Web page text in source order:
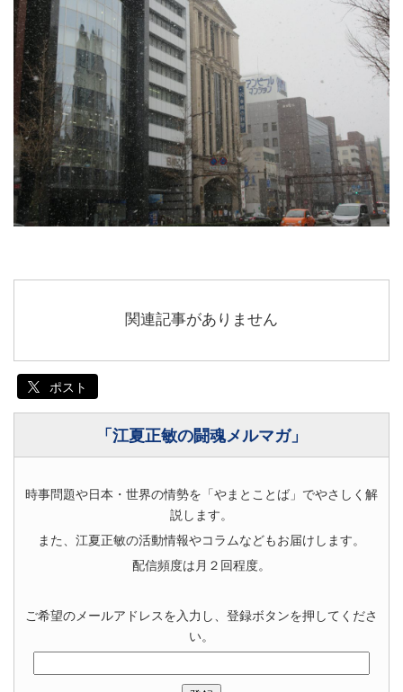
関連記事がありません
ポスト
「江夏正敏の闘魂メルマガ」
時事問題や日本・世界の情勢を「やまとことば」でやさしく解
説します。
また、江夏正敏の活動情報やコラムなどもお届けします。
配信頻度は月２回程度。
ご希望のメールアドレスを入力し、登録ボタンを押してくださ
い。